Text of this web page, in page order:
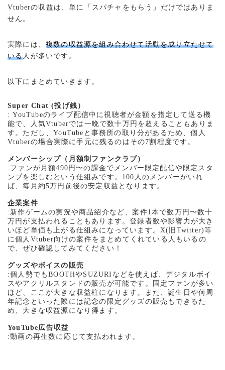
Vtuberの収益は、単に「スパチャをもらう」だけではありま
せん。
実際には、 複数の収益源を組み合わせて活動を成り立たせて
いる人が多いです。
以下にまとめていきます。
Super Chat (投げ銭）
: YouTubeのライブ配信中に視聴者が金額を指定して送る機
能で、人気Vtuberでは一晩で数十万円を超えることもありま
す。ただし、YouTubeと事務所の取り分があるため、個人
Vtuberの場合実際に手元に残るのはその7割程度です。
メンバーシップ（月額制ファンクラブ）
:ファンが月額490円〜の課金でメンバー限定配信や限定スタ
ンプを楽しむという仕組みです。100人のメンバーがいれ
ば、毎月約5万円前後の安定収益となります。
企業案件
:新作ゲームの実況や商品紹介など、案件1本で数万円〜数十
万円が支払われることもあります。登録者数や影響力が大き
いほど単価も上がる仕組みになっています。X(旧Twitter)等
に個人Vtuber向けの案件をまとめてくれている人もいるの
で、ぜひ確認してみてください！
グッズやボイスの販売
:個人勢でもBOOTHやSUZURIなどを使えば、デジタルボイ
スやアクリルスタンドの販売が可能です。固定ファンが多い
ほど、ここが大きな収益柱になります。また、誕生日や何周
年記念といった際には記念の限定グッズの販売もできるた
め、大きな収益源になり得ます。
YouTube広告収益
:動画の再生数に応じて支払われます。